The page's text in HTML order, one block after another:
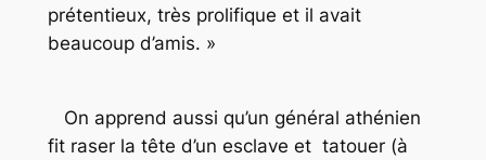
prétentieux, très prolifique et il avait
beaucoup d’amis. »
On apprend aussi qu’un général athénien
fit raser la tête d’un esclave et tatouer (à